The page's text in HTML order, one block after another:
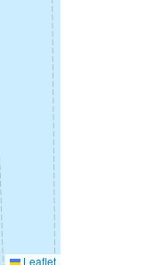
Leaflet